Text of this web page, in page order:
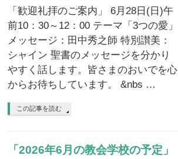
「歓迎礼拝のご案内」 6月28日(日)午
前10：30～12：00 テーマ「3つの愛」
メッセージ：田中秀之師 特別讃美：
シャイン 聖書のメッセージを分かり
やすく話します。皆さまのおいでを心
からお待ちしています。 &nbs …
この記事を読む
「2026年6月の教会学校の予定」